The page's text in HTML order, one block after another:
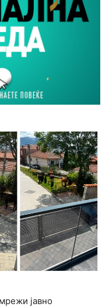
јавно